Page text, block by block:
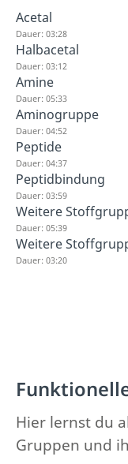
Acetal
Dauer: 03:28
Halbacetal
Dauer: 03:12
Amine
Dauer: 05:33
Aminogruppe
Dauer: 04:52
Peptide
Dauer: 04:37
Peptidbindung
Dauer: 03:59
Weitere
Dauer: 05:39
Weitere
Dauer: 03:20
Hier lernst du
Gruppen und